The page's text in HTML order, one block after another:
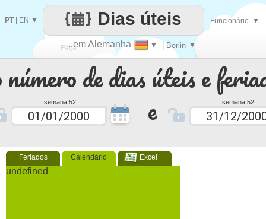
de dias úteis e
semana 52 e semana 52
Feriados Calendário Excel
undefined
Faça
cada
..em Alemanha ▼ | Berlin ▼
Dias úteis
PT| EN ▼ Funcionário ▼